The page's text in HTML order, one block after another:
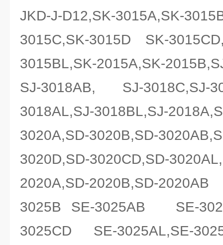
JKD-J-D12,SK-3015A,SK-
3015C,SK-3015D SK-
3015BL,SK-2015A,SK-
SJ-3018AB, SJ-3018C,SJ-
3018AL,SJ-3018BL,SJ-
3020A,SD-3020B,SD-
3020D,SD-3020CD,SD-
2020A,SD-2020B,SD-
3025B SE-3025AB SE-
3025CD SE-3025AL,SE-